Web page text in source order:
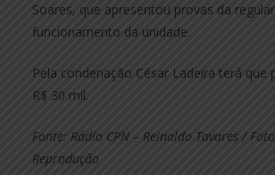
Soares, que apresentou provas da
funcionamento da unidade.
Pela condenação César Ladeira terá que
R$ 30 mil.
Fonte: Rádio CPN – Reinaldo Tavares /
Reprodução